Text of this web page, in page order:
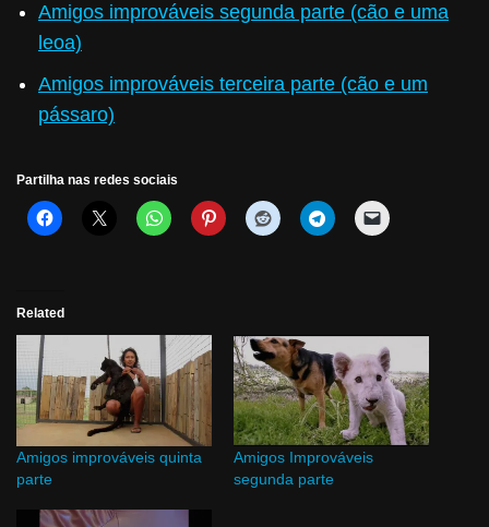
Amigos improváveis segunda parte (cão e uma
leoa)
Amigos improváveis terceira parte (cão e um
pássaro)
Partilha nas redes sociais
Related
Amigos improváveis quinta
parte
Amigos Improváveis
segunda parte